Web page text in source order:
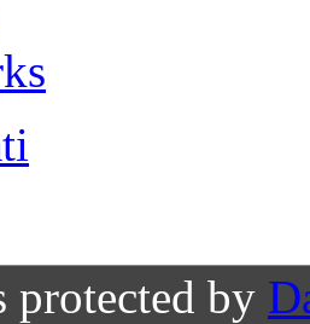
protected by